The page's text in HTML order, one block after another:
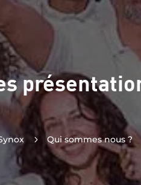
5 Qui sommes nous ?